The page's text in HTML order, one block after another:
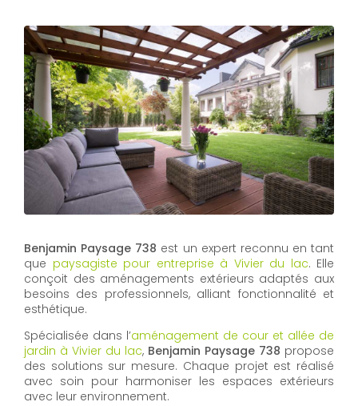
Benjamin Paysage 738 est un expert reconnu en tant
que paysagiste pour entreprise à Vivier du lac. Elle
conçoit des aménagements extérieurs adaptés aux
besoins des professionnels, alliant fonctionnalité et
esthétique.
Spécialisée dans l’aménagement de cour et allée de
jardin à Vivier du lac, Benjamin Paysage 738 propose
des solutions sur mesure. Chaque projet est réalisé
avec soin pour harmoniser les espaces extérieurs
avec leur environnement.